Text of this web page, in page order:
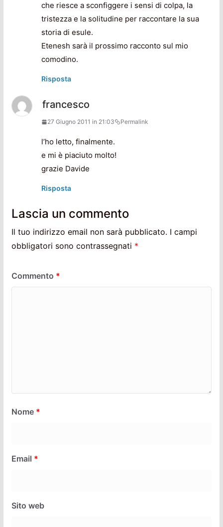
che riesce a sconfiggere i sensi di colpa, la
tristezza e la solitudine per raccontare la sua
storia di esule.
Etenesh sarà il prossimo racconto sul mio
comodino.
Risposta
francesco
27 Giugno 2011 in 21:03 Permalink
l’ho letto, finalmente.
e mi è piaciuto molto!
grazie Davide
Risposta
Lascia un commento
Il tuo indirizzo email non sarà pubblicato. I campi
obbligatori sono contrassegnati *
Commento *
Nome *
Email *
Sito web